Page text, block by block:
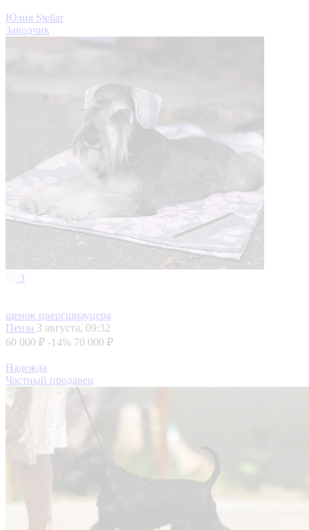
Юлия Stellar
Заводчик
3
щенок цвергшнауцера
Пенза 3 августа, 09:32
60 000 ₽ -14% 70 000 ₽
Надежда
Частный продавец